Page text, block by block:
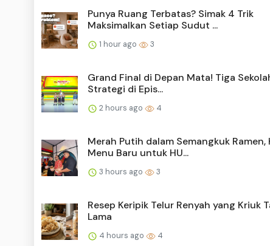
Punya Ruang Terbatas? Simak 4 Trik
Maksimalkan Setiap Sudut ...
1 hour ago 3
Grand Final di Depan Mata! Tiga
Strategi di Epis...
2 hours ago 4
Merah Putih dalam Semangkuk Ramen,
Menu Baru untuk HU...
3 hours ago 3
Resep Keripik Telur Renyah yang Kriuk
Lama
4 hours ago 4